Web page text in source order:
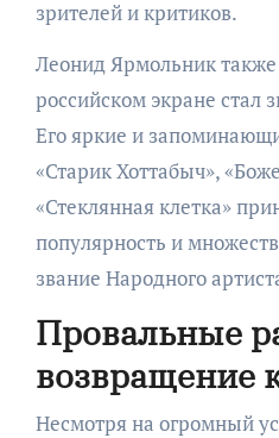
зрителей и критиков.
Леонид Ярмольник
российском экране стал
Его яркие и
«Старик Хоттабыч»,
«Стеклянная клетка»
популярность и
звание Народного
Провальные
возвращение
Несмотря на огромный